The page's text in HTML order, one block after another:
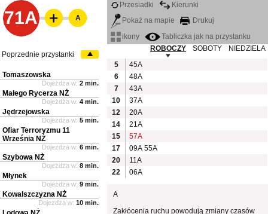
71A
Przesiadki
Kierunki
Pokaż na mapie
Drukuj
ikony
Tabliczka jak na przystanku
ROBOCZY
SOBOTY
NIEDZIELA
5
45A
6
48A
7
43A
10
37A
12
20A
14
21A
15
57A
17
09A 55A
20
11A
22
06A
A
Zakłócenia ruchu powodują zmiany czasów
A
Poprzednie przystanki
Tomaszowska
Dojeżdża w: 2 min.
Małego Rycerza NŻ
Dojeżdża w: 4 min.
Jędrzejowska
Dojeżdża w: 5 min.
Ofiar Terroryzmu 11
Września NŻ
Dojeżdża w: 6 min.
Szybowa NŻ
Dojeżdża w: 8 min.
Młynek
Dojeżdża w: 9 min.
Kowalszczyzna NŻ
Dojeżdża w: 10 min.